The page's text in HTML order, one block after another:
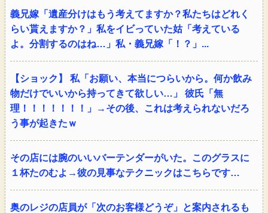
義兄嫁「遺産分けはもう考えてますか？私たちはどれく
らい貰えますか？」私をイビっていた姑「考えている
よ。分割するのはね…」私・義兄嫁「！？」...
【ショック】 私「お願い、本当につらいから。何か飲み
物だけでいいから持ってきて欲しい…」 彼氏「無
理！！！！！！！」→その後、これは考えられないだろ
う事が起きたｗ
その店には腕のいいバーテンダーがいた。このグラスに
１杯たのむよ→彼の見事なテクニックはこちらです…
奥のレジの店員が「次のお客様どうぞ」と案内されるも